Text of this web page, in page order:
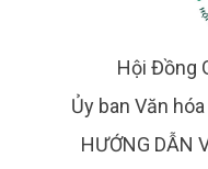
Hội Đồng
Ủy ban Văn
HƯỚNG DẪN